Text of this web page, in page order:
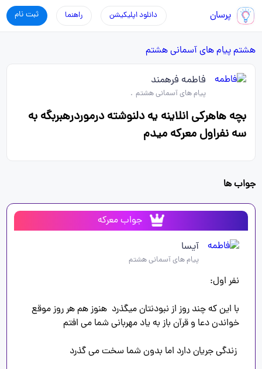
پرسان ثبت نام راهنما دانلود اپلیکیشن
هشتمپیام های آسمانی هشتم
فاطمه فرهمند
پیام های آسمانی هشتم .
بچه هاهرکی انلاینه یه دلنوشته درموردرهبربگه به
سه نفراول معرکه میدم
جواب ها
جواب معرکه
آیسا
پیام های آسمانی هشتم